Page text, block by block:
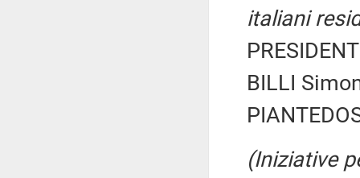
italiani
BILLI
(Iniziative